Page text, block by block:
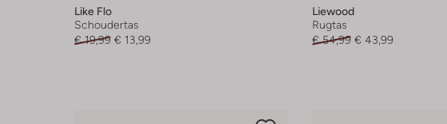
Like Flo
Schoudertas
€ 19,99 € 13,99
Liewood
Rugtas
€ 54,99 € 43,99